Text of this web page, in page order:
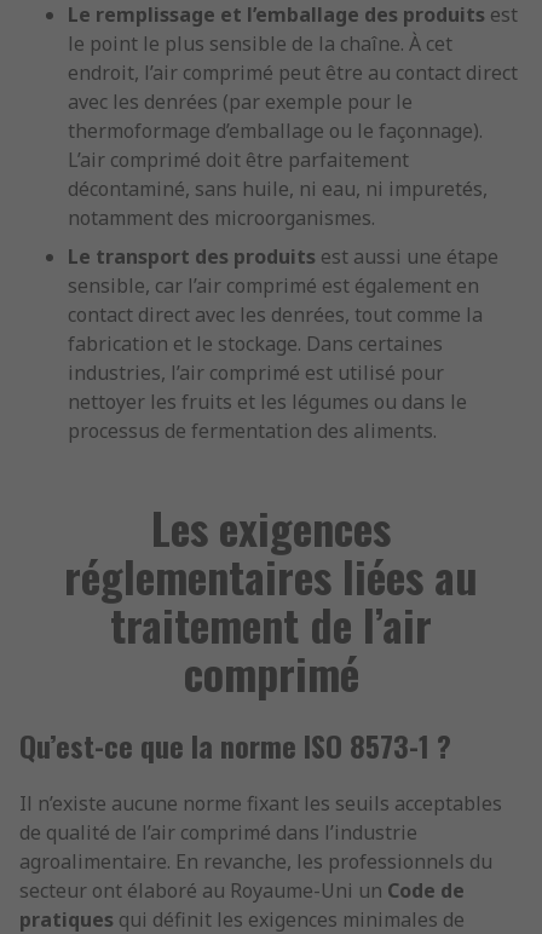
Le remplissage et l’emballage des produits est
le point le plus sensible de la chaîne. À cet
endroit, l’air comprimé peut être au contact direct
avec les denrées (par exemple pour le
thermoformage d’emballage ou le façonnage).
L’air comprimé doit être parfaitement
décontaminé, sans huile, ni eau, ni impuretés,
notamment des microorganismes.
Le transport des produits est aussi une étape
sensible, car l’air comprimé est également en
contact direct avec les denrées, tout comme la
fabrication et le stockage. Dans certaines
industries, l’air comprimé est utilisé pour
nettoyer les fruits et les légumes ou dans le
processus de fermentation des aliments.
Les exigences
réglementaires liées au
traitement de l’air
comprimé
Qu’est-ce que la norme ISO 8573-1 ?
Il n’existe aucune norme fixant les seuils acceptables
de qualité de l’air comprimé dans l’industrie
agroalimentaire. En revanche, les professionnels du
secteur ont élaboré au Royaume-Uni un Code de
pratiques qui définit les exigences minimales de